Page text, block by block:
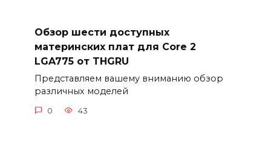
Обзор шести доступных
материнских плат для Core 2
LGA775 от THGRU
Представляем вашему вниманию обзор
различных моделей
0 43